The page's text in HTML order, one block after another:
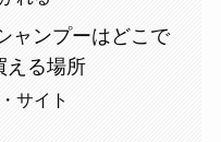
ャンプーはどこで
える場所
サイト